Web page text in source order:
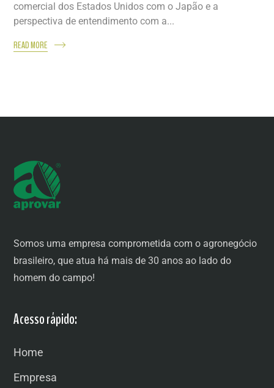
comercial dos Estados Unidos com o Japão e a
perspectiva de entendimento com a...
READ MORE
Somos uma empresa comprometida com o agronegócio
brasileiro, que atua há mais de 30 anos ao lado do
homem do campo!
Acesso rápido:
Home
Empresa